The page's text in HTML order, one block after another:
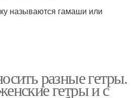
называются гамаши или
разные гетры.
гетры и с